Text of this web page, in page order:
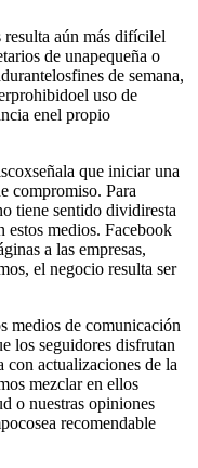
resulta aún más difícilel
de unapequeña o
de semana,
uso de
enel propio
que iniciar una
compromiso. Para
tiene sentido dividiresta
estos medios. Facebook
a las empresas,
el negocio resulta ser
medios de comunicación
los seguidores disfrutan
con actualizaciones de la
mezclar en ellos
o nuestras opiniones
recomendable